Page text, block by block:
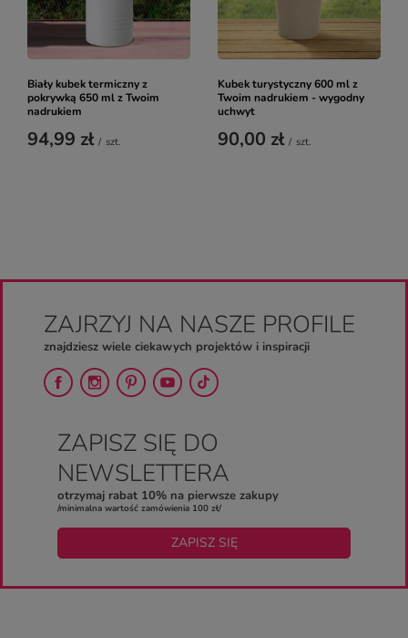
Biały kubek termiczny z
pokrywką 650 ml z Twoim
nadrukiem
94,99 zł / szt.
Kubek turystyczny 600 ml z
Twoim nadrukiem - wygodny
uchwyt
90,00 zł / szt.
ZAJRZYJ NA NASZE PROFILE
znajdziesz wiele ciekawych projektów i inspiracji
ZAPISZ SIĘ DO
NEWSLETTERA
otrzymaj rabat 10% na pierwsze zakupy
/minimalna wartość zamówienia 100 zł/
ZAPISZ SIĘ